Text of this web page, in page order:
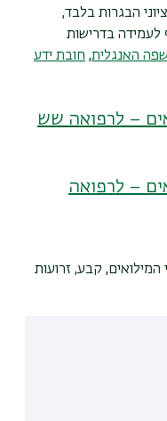
הבגרות בלבד,
בדרישות
האנגלית, חובת ידע
– לרפואה שש
– לרפואה
קבע, זרועות